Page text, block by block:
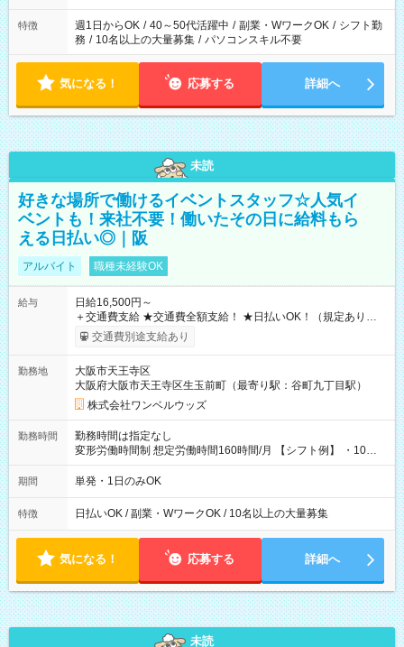
特徴 週1日からOK / 40～50代活躍中 / 副業・WワークOK / シフト勤
務 / 10名以上の大量募集 / パソコンスキル不要
気になる！ 応募する 詳細へ
未読
好きな場所で働けるイベントスタッフ☆人気イ
ベントも！来社不要！働いたその日に給料もら
える日払い◎｜阪
アルバイト 職種未経験OK
給与
日給16,500円～
＋交通費支給 ★交通費全額支給！ ★日払いOK！（規定あり） ┗
働いたその日に現金GET♪ お仕事後はコンビニATMから 日払
交通費別途支給あり
勤務地
大阪市天王寺区
大阪府大阪市天王寺区生玉前町（最寄り駅：谷町九丁目駅）
株式会社ワンベルウッズ
勤務時間
勤務時間は指定なし
変形労働時間制 想定労働時間160時間/月 【シフト例】 ・10：
00～20：00
期間 単発・1日のみOK
特徴 日払いOK / 副業・WワークOK / 10名以上の大量募集
気になる！ 応募する 詳細へ
未読